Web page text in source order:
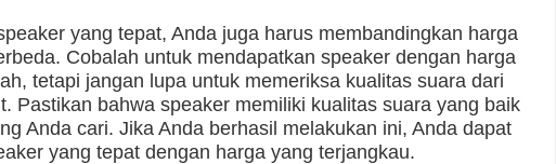
yang tepat, Anda juga harus membandingkan harga
Cobalah untuk mendapatkan speaker dengan harga
tetapi jangan lupa untuk memeriksa kualitas suara dari
Pastikan bahwa speaker memiliki kualitas suara yang baik
Anda cari. Jika Anda berhasil melakukan ini, Anda dapat
yang tepat dengan harga yang terjangkau.